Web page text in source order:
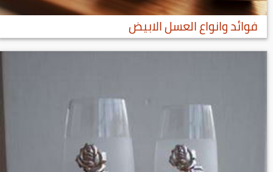
فوائد وانواع العسل الابيض